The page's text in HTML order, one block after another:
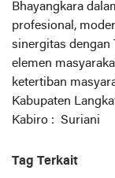
Bhayangkara
profesional,
sinergitas dengan
elemen
ketertiban
Kabupaten
Kabiro : Suriani
Tag Terkait